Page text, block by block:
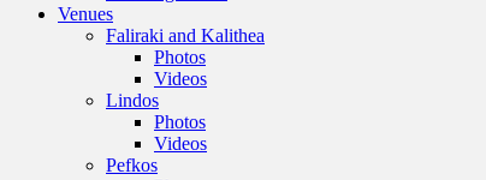
Venues
Faliraki and Kalithea
Photos
Videos
Lindos
Photos
Videos
Pefkos